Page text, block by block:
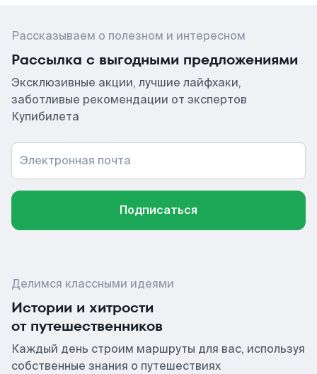
Рассказываем о полезном и интересном
Рассылка с выгодными предложениями
Эксклюзивные акции, лучшие лайфхаки,
заботливые рекомендации от экспертов
Купибилета
Электронная почта
Подписаться
Делимся классными идеями
Истории и хитрости
от путешественников
Каждый день строим маршруты для вас, используя
собственные знания о путешествиях